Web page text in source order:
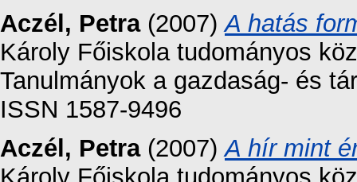
Aczél, Petra(2007)A hatás
Károly Főiskola tudományos
Tanulmányok a gazdaság- és
ISSN 1587-9496
Aczél, Petra(2007)A hír mint